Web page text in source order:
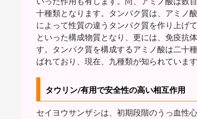
十種類となります。タンパク質は、アミノ
によって性質の違うタンパク質を作り上げ
といった構成物質となり、更には、免疫抗
す。タンパク質を構成するアミノ酸は二十
ばれており、現在、九種類が知られています
タウリン/有用で安全性の高い相互作用
セイヨウサンザシは、初期段階のうっ血性